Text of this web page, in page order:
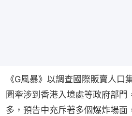
《G風暴》以調查國際販賣人口
圖牽涉到香港入境處等政府部門
多，預告中充斥著多個爆炸場面